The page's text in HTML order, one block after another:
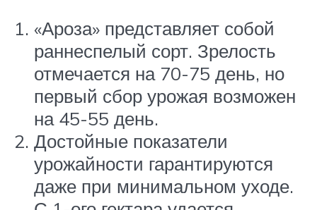
«Ароза» представляет собой
раннеспелый сорт. Зрелость
отмечается на 70-75 день, но
первый сбор урожая возможен
на 45-55 день.
Достойные показатели
урожайности гарантируются
даже при минимальном уходе.